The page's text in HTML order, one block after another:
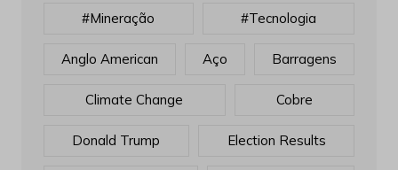
#mineração #tecnologia
Anglo American Aço Barragens
Climate Change Cobre
Donald Trump Election Results